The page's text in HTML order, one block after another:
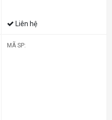
Liên hệ
MÃ SP: